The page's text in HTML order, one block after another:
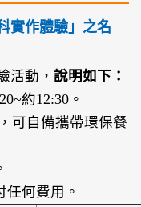
實作體驗」之名
活動， 說明如下：
約12:30。
可自備攜帶環保餐
何費用。